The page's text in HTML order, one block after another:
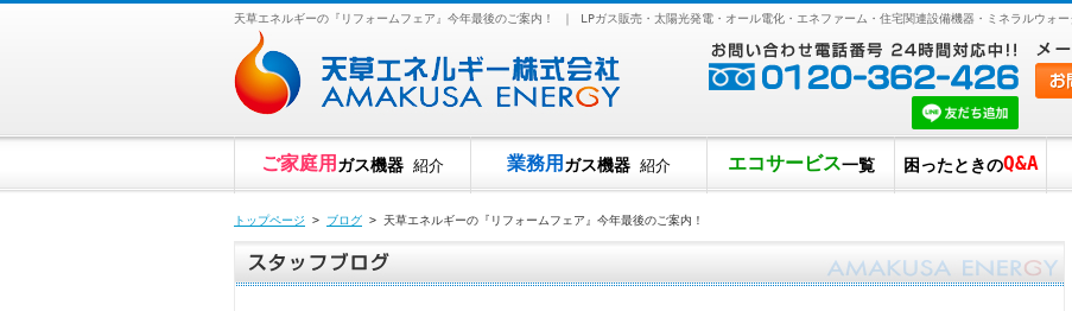
天草エネルギーの『リフォームフェア』今年最後のご案内！ ｜ LPガス販売・太陽光発電・オール電化・エネファーム・住宅関連設備機器・ミネラルウォ
ご家庭用 ガス機器 紹介 業務用 ガス機器 紹介 エコサービス一覧 困ったときのQ&A
トップページ > ブログ > 天草エネルギーの『リフォームフェア』今年最後のご案内！